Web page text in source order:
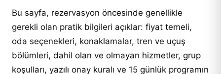
Bu sayfa, rezervasyon öncesinde genellikle
gerekli olan pratik bilgileri açıklar: fiyat temeli,
oda seçenekleri, konaklamalar, tren ve uçuş
bölümleri, dahil olan ve olmayan hizmetler, grup
koşulları, yazılı onay kuralı ve 15 günlük programın